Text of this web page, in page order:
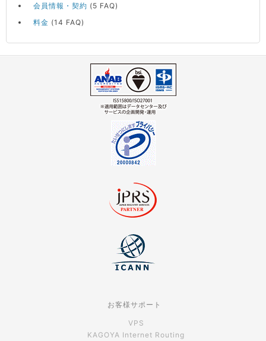
会員情報・契約 (5 FAQ)
料金 (14 FAQ)
お客様サポート
VPS
KAGOYA Internet Routing